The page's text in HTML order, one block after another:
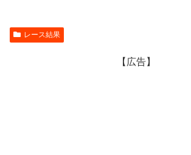
レース結果
【広告】